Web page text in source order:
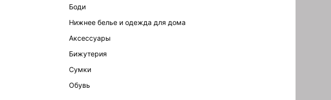
боди
нижнее белье и одежда для дома
аксессуары
бижутерия
сумки
обувь